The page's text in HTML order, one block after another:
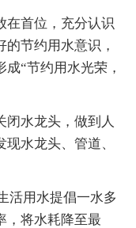
首位，充分认识
节约用水意识，
“节约用水光荣，
水龙头，做到人
水龙头、管道、
用水提倡一水多
，将水耗降至最